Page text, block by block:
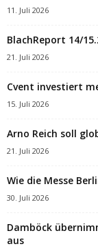
11. Juli 2026
BlachReport 14/
21. Juli 2026
Cvent investiert
15. Juli 2026
Arno Reich soll
21. Juli 2026
Wie die Messe
30. Juli 2026
Damböck
aus